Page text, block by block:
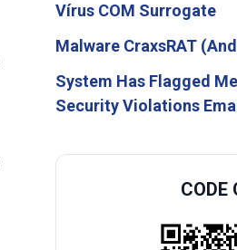
Vírus COM Surrogate
Malware CraxsRAT
System Has Flagged
Security Violations
CODE